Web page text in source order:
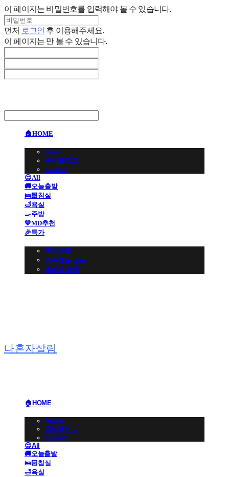
이 페이지는 비밀번호를 입력해야 볼 수 있습니다.
먼저 로그인 후 이용해주세요.
이 페이지는 만 볼 수 있습니다.
🏠HOME
About
공식블로그
Contact
😍All
🚚오늘출발
🛌🏻침실
🛁욕실
🍳주방
💙MD추천
🎉특가
공지사항
자주찾는 질문
멤버십 혜택
나혼자살림
🏠HOME
About
공식블로그
Contact
😍All
🚚오늘출발
🛌🏻침실
🛁욕실